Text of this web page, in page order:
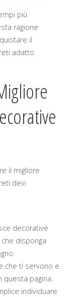
più
ragione
il
adatto.
il migliore
devi
decorative
disponga
che ti servono e
pagina.
individuare